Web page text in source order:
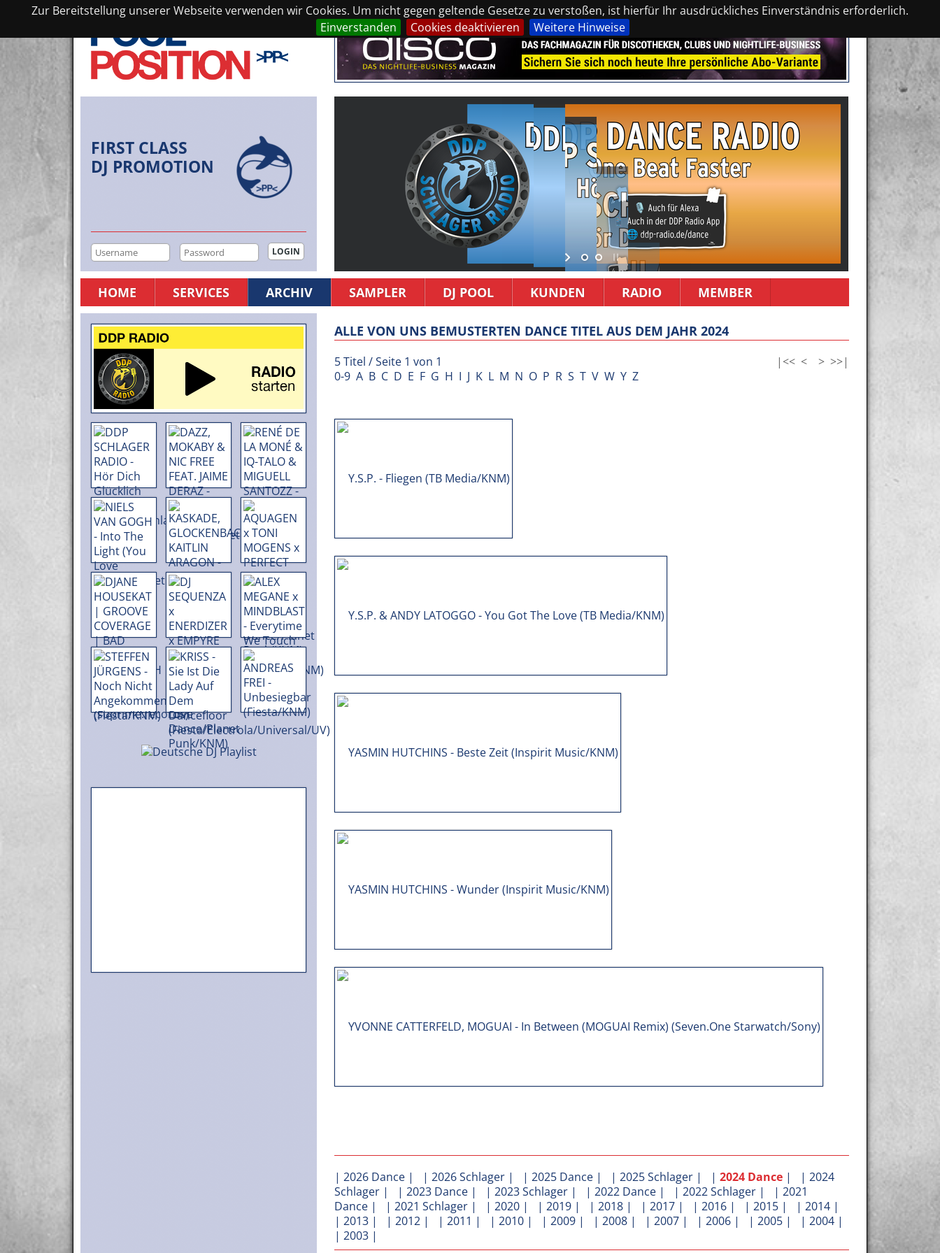
Zur Bereitstellung unserer Webseite verwenden wir Cookies. Um nicht gegen geltende Gesetze zu verstoßen, ist hierfür Ihr ausdrückliches Einverständnis erforderlich.
Einverstanden
Cookies deaktivieren Weitere Hinweise
FIRST CLASS
DJ PROMOTION
HOME SERVICES ARCHIV SAMPLER DJ POOL KUNDEN RADIO MEMBER
ALLE VON UNS BEMUSTERTEN DANCE TITEL AUS DEM JAHR 2024
5 Titel / Seite 1 von 1 |<< < > >>|
0-9 A B C D E F G H I J K L M N O P R S T V W Y Z
| 2026 Dance | | 2026 Schlager | | 2025 Dance | | 2025 Schlager | | 2024 Dance | | 2024
Schlager | | 2023 Dance | | 2023 Schlager | | 2022 Dance | | 2022 Schlager | | 2021
Dance | | 2021 Schlager | | 2020 | | 2019 | | 2018 | | 2017 | | 2016 | | 2015 | | 2014 |
| 2013 | | 2012 | | 2011 | | 2010 | | 2009 | | 2008 | | 2007 | | 2006 | | 2005 | | 2004 |
| 2003 |